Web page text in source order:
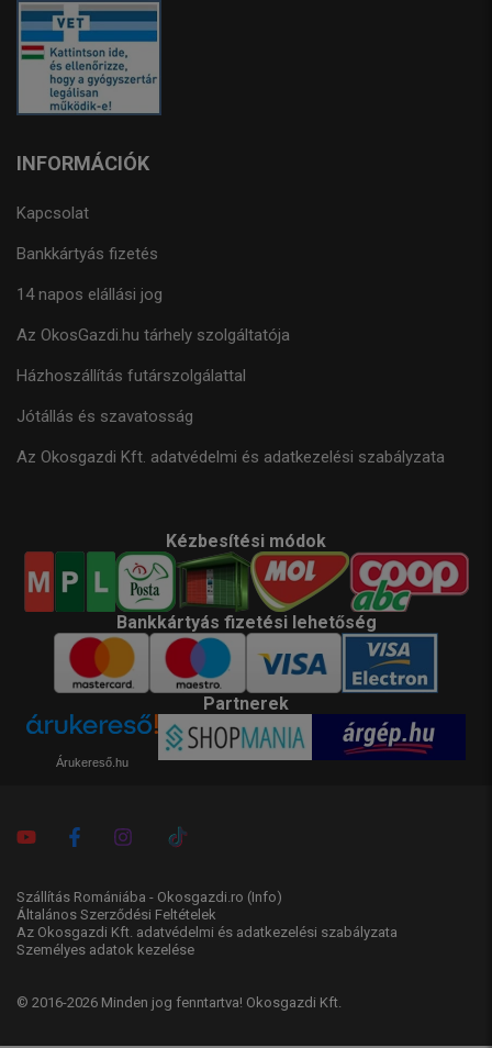
INFORMÁCIÓK
Kapcsolat
Bankkártyás fizetés
14 napos elállási jog
Az OkosGazdi.hu tárhely szolgáltatója
Házhoszállítás futárszolgálattal
Jótállás és szavatosság
Az Okosgazdi Kft. adatvédelmi és adatkezelési szabályzata
Kézbesítési módok
Bankkártyás fizetési lehetőség
Partnerek
Árukereső.hu
Szállítás Romániába - Okosgazdi.ro (Info)
Általános Szerződési Feltételek
Az Okosgazdi Kft. adatvédelmi és adatkezelési szabályzata
Személyes adatok kezelése
© 2016-2026 Minden jog fenntartva! Okosgazdi Kft.